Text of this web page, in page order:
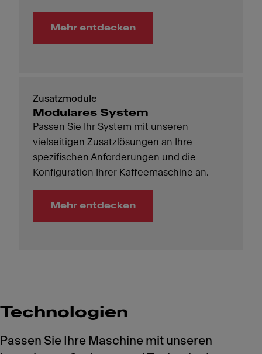
Mehr entdecken
Zusatzmodule
Modulares System
Passen Sie Ihr System mit unseren
vielseitigen Zusatzlösungen an Ihre
spezifischen Anforderungen und die
Konfiguration Ihrer Kaffeemaschine an.
Mehr entdecken
Technologien
Passen Sie Ihre Maschine mit unseren